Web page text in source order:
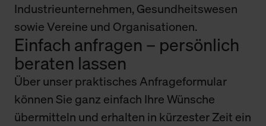
Industrieunternehmen, Gesundheitswesen
sowie Vereine und Organisationen.
Einfach anfragen – persönlich
beraten lassen
Über unser praktisches Anfrageformular
können Sie ganz einfach Ihre Wünsche
übermitteln und erhalten in kürzester Zeit ein